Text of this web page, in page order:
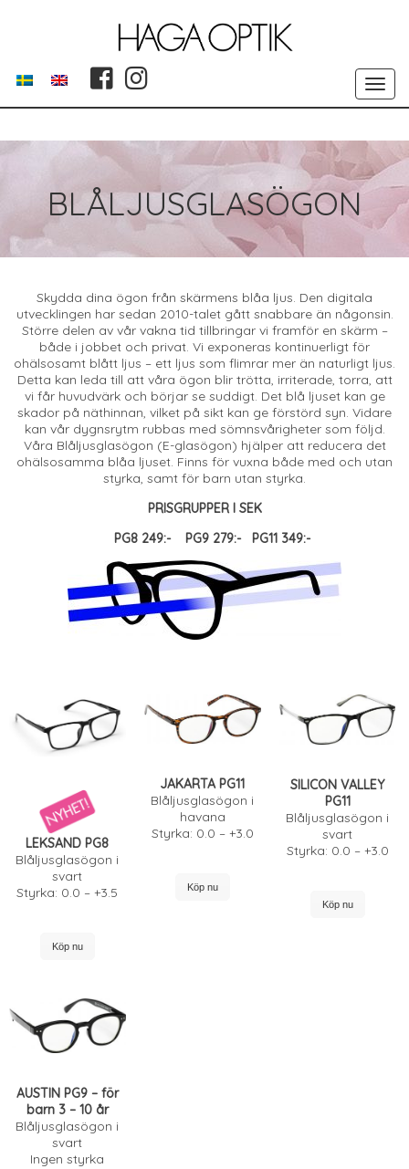
Toggle
BLÅLJUSGLASÖGON
Skydda dina ögon från skärmens blåa ljus. Den digitala
utvecklingen har sedan 2010-talet gått snabbare än någonsin.
Större delen av vår vakna tid tillbringar vi framför en skärm –
både i jobbet och privat. Vi exponeras kontinuerligt för
ohälsosamt blått ljus – ett ljus som flimrar mer än naturligt ljus.
Detta kan leda till att våra ögon blir trötta, irriterade, torra, att
vi får huvudvärk och börjar se suddigt. Det blå ljuset kan ge
skador på näthinnan, vilket på sikt kan ge förstörd syn. Vidare
kan vår dygnsrytm rubbas med sömnsvårigheter som följd.
Våra Blåljusglasögon (E-glasögon) hjälper att reducera det
ohälsosamma blåa ljuset. Finns för vuxna både med och utan
styrka, samt för barn utan styrka.
PRISGRUPPER I SEK
PG8 249:- PG9 279:- PG11 349:-
LEKSAND PG8
Blåljusglasögon i
svart
Styrka: 0.0 – +3.5
Köp nu
JAKARTA PG11
Blåljusglasögon i
havana
Styrka: 0.0 – +3.0
Köp nu
SILICON VALLEY
PG11
Blåljusglasögon i
svart
Styrka: 0.0 – +3.0
Köp nu
AUSTIN PG9 – för
barn 3 – 10 år
Blåljusglasögon i
svart
Ingen styrka